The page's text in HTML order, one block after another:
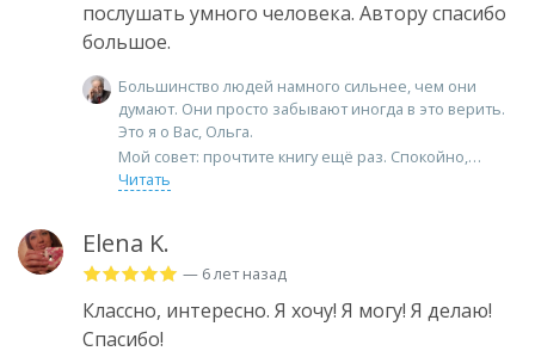
послушать умного человека. Автору спасибо
большое.
Большинство людей намного сильнее, чем они
думают. Они просто забывают иногда в это верить.
Это я о Вас, Ольга.
Мой совет: прочтите книгу ещё раз. Спокойно,
Читать
Elena K.
— 6 лет назад
Классно, интересно. Я хочу! Я могу! Я делаю!
Спасибо!